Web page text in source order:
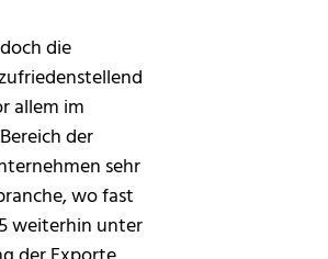
die
allem im
der
sehr
wo fast
weiterhin unter